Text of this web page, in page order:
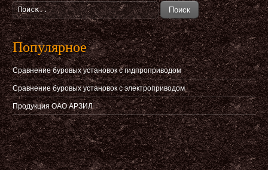
Поиск
Популярное
Сравнение буровых установок с гидпроприводом
Сравнение буровых установок с электроприводом
Продукция ОАО АРЗИЛ